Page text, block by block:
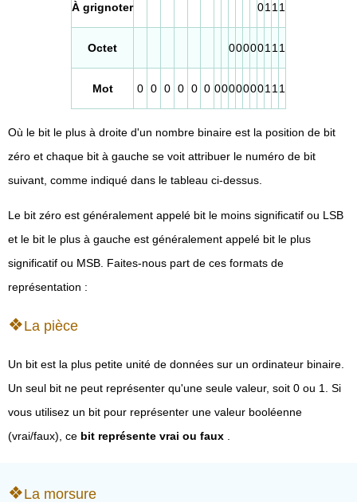
À grignoter 01 1 1
Octet 000001 1 1
Mot 0 0 0 0 0 0 00000001 1 1
Où le bit le plus à droite d'un nombre binaire est la position de bit
zéro et chaque bit à gauche se voit attribuer le numéro de bit
suivant, comme indiqué dans le tableau ci-dessus.
Le bit zéro est généralement appelé bit le moins significatif ou LSB
et le bit le plus à gauche est généralement appelé bit le plus
significatif ou MSB. Faites-nous part de ces formats de
représentation :
La pièce
Un bit est la plus petite unité de données sur un ordinateur binaire.
Un seul bit ne peut représenter qu'une seule valeur, soit 0 ou 1. Si
vous utilisez un bit pour représenter une valeur booléenne
(vrai/faux), ce bit représente vrai ou faux
La morsure